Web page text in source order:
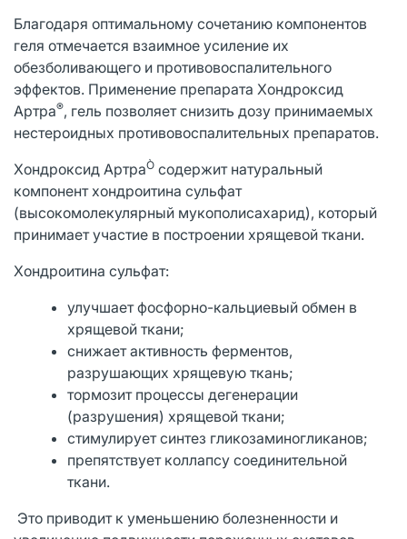
Благодаря оптимальному сочетанию компонентов
геля отмечается взаимное усиление их
обезболивающего и противовоспалительного
эффектов. Применение препарата Хондроксид
Артра®, гель позволяет снизить дозу принимаемых
нестероидных противовоспалительных препаратов.
Хондроксид АртраÒ содержит натуральный
компонент хондроитина сульфат
(высокомолекулярный мукополисахарид), который
принимает участие в построении хрящевой ткани.
Хондроитина сульфат:
улучшает фосфорно-кальциевый обмен в
хрящевой ткани;
снижает активность ферментов,
разрушающих хрящевую ткань;
тормозит процессы дегенерации
(разрушения) хрящевой ткани;
стимулирует синтез гликозаминогликанов;
препятствует коллапсу соединительной
ткани.
Это приводит к уменьшению болезненности и